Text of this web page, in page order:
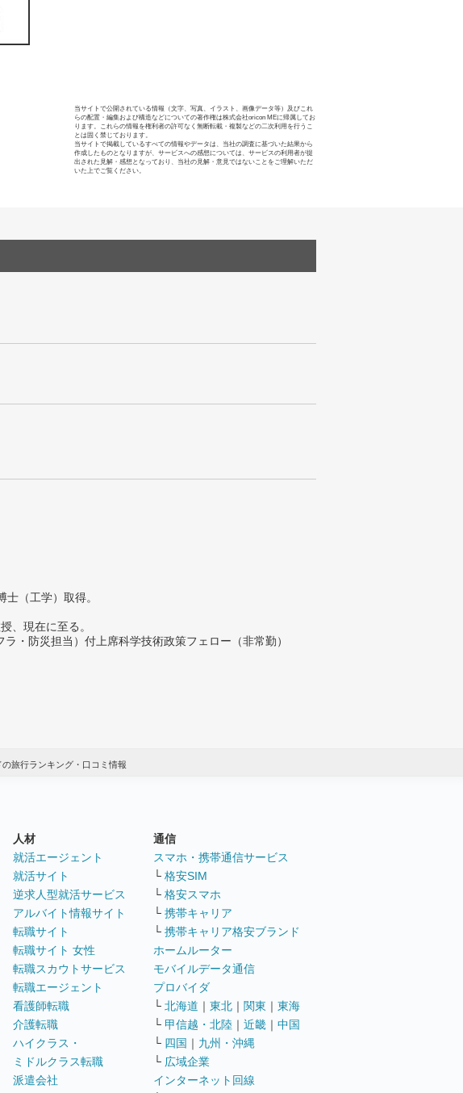
当サイトで公開されている情報（文字、写真、イラスト、画像データ等）及びこれ
らの配置・編集および構造などについての著作権は株式会社oricon MEに帰属してお
ります。これらの情報を権利者の許可なく無断転載・複製などの二次利用を行うこ
とは固く禁じております。
当サイトで掲載しているすべての情報やデータは、当社の調査に基づいた結果から
作成したものとなりますが、サービスへの感想については、サービスの利用者が提
出された見解・感想となっており、当社の見解・意見ではないことをご理解いただ
いた上でご覧ください。
（工学）取得。
、現在に至る。
・防災担当）付上席科学技術政策フェロー（非常勤）
旅行ランキング・口コミ情報
人材
就活エージェント
就活サイト
逆求人型就活サービス
アルバイト情報サイト
転職サイト
転職サイト 女性
転職スカウトサービス
転職エージェント
看護師転職
介護転職
ハイクラス・
ミドルクラス転職
派遣会社
通信
スマホ・携帯通信サービス
└ 格安SIM
└ 格安スマホ
└ 携帯キャリア
└ 携帯キャリア格安ブランド
ホームルーター
モバイルデータ通信
プロバイダ
└ 北海道 ｜ 東北 ｜ 関東 ｜ 東海
└ 甲信越・北陸 ｜ 近畿 ｜ 中国
└ 四国 ｜ 九州・沖縄
└ 広域企業
インターネット回線